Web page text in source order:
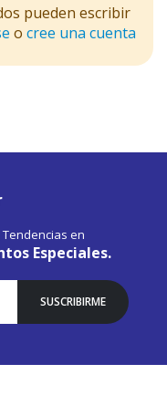
pueden escribir
o cree una cuenta
en
Especiales.
SUSCRIBIRME